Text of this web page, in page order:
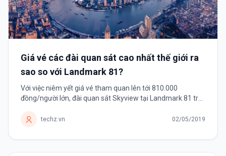
Giá vé các đài quan sát cao nhất thế giới ra
sao so với Landmark 81?
Với việc niêm yết giá vé tham quan lên tới 810.000
đồng/người lớn, đài quan sát Skyview tại Landmark 81 trở
techz.vn 02/05/2019